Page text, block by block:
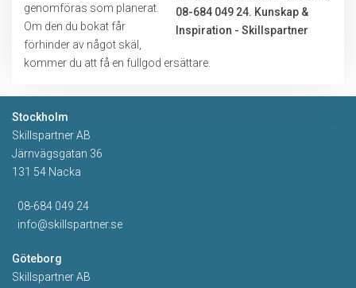
genomföras som planerat.
Om den du bokat får
förhinder av något skäl,
kommer du att få en fullgod ersättare.
Stockholm
Skillspartner AB
Järnvägsgatan 36
131 54 Nacka
08-684 049 24
info@skillspartner.se
Göteborg
Skillspartner AB